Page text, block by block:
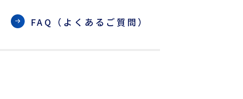
B/L発行店
FAQ（よくあるご質問）